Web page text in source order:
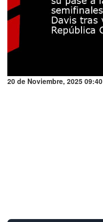
20 de Noviembre, 2025 09:40